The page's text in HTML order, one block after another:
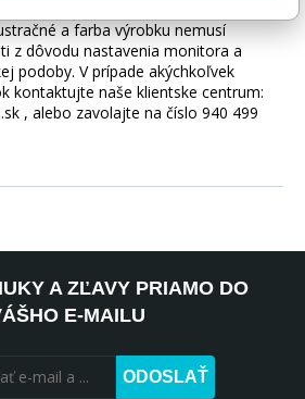
a farba výrobku nemusí
z dôvodu nastavenia monitora a
podoby. V prípade akýchkoľvek
kontaktujte naše klientske centrum:
, alebo zavolajte na číslo 940 499
A ZĽAVY PRIAMO DO
E-MAILU
ODOSLAŤ